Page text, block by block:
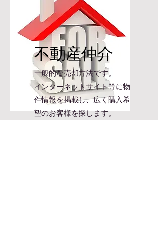
不動産仲介
一般的な売却方法です。
インターネットサイト等に物
件情報を掲載し、広く購入希
望のお客様を探します。